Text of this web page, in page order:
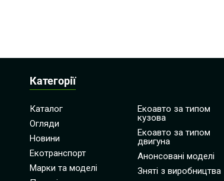
Категорії
Каталог
Огляди
Новини
Екотранспорт
Марки та моделі
Екоавто за типом
кузова
Екоавто за типом
двигуна
Анонсовані моделі
Зняті з виробництва